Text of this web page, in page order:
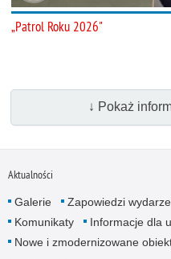
„Patrol Roku 2026"
↓ Pokaż
Aktualności
Galerie Zapowiedzi
Komunikaty
Informacje dla
Nowe i zmodernizowane